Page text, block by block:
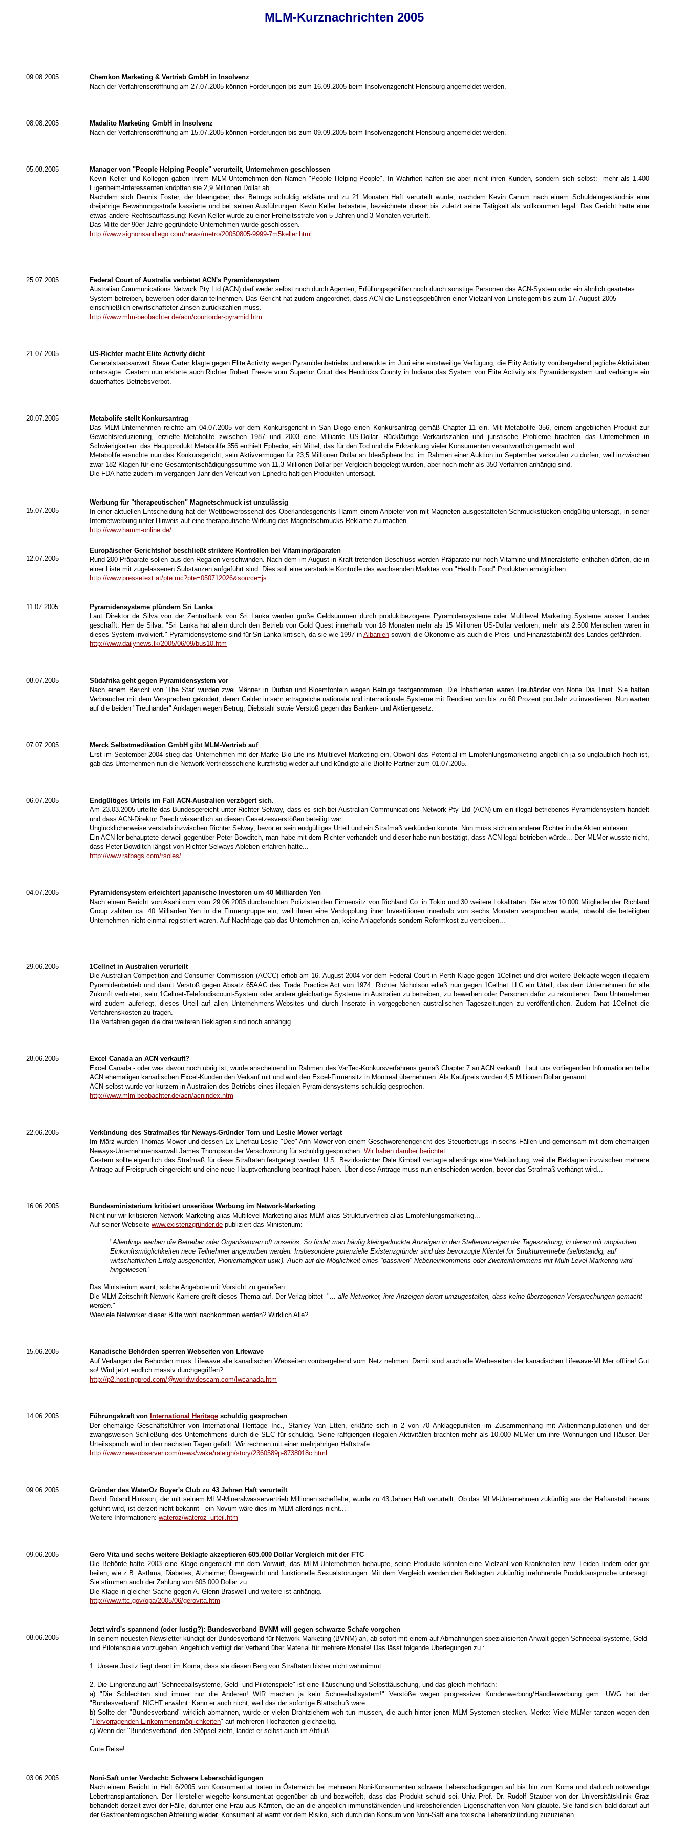
MLM-Kurznachrichten 2005
09.08.2005
Chemkon Marketing & Vertrieb GmbH in Insolvenz
Nach der Verfahrenseröffnung am 27.07.2005 können Forderungen bis zum 16.09.2005 beim Insolvenzgericht Flensburg angemeldet werden.
08.08.2005
Madalito Marketing GmbH in Insolvenz
Nach der Verfahrenseröffnung am 15.07.2005 können Forderungen bis zum 09.09.2005 beim Insolvenzgericht Flensburg angemeldet werden.
05.08.2005 Manager von "People Helping People" verurteilt, Unternehmen geschlossen
Kevin Keller und Kollegen gaben ihrem MLM-Unternehmen den Namen "People Helping People". In Wahrheit halfen sie aber nicht ihren Kunden, sondern sich selbst: mehr als 1.400
Eigenheim-Interessenten knöpften sie 2,9 Millionen Dollar ab.
Nachdem sich Dennis Foster, der Ideengeber, des Betrugs schuldig erklärte und zu 21 Monaten Haft verurteilt wurde, nachdem Kevin Canum nach einem Schuldeingeständnis eine
dreijährige Bewährungsstrafe kassierte und bei seinen Ausführungen Kevin Keller belastete, bezeichnete dieser bis zuletzt seine Tätigkeit als vollkommen legal. Das Gericht hatte eine
etwas andere Rechtsauffassung: Kevin Keller wurde zu einer Freiheitsstrafe von 5 Jahren und 3 Monaten verurteilt.
Das Mitte der 90er Jahre gegründete Unternehmen wurde geschlossen.
http://www.signonsandiego.com/news/metro/20050805-9999-7m5keller.html
25.07.2005
Federal Court of Australia verbietet ACN's Pyramidensystem
Australian Communications Network Pty Ltd (ACN) darf weder selbst noch durch Agenten, Erfüllungsgehilfen noch durch sonstige Personen das ACN-System oder ein ähnlich geartetes
System betreiben, bewerben oder daran teilnehmen. Das Gericht hat zudem angeordnet, dass ACN die Einstiegsgebühren einer Vielzahl von Einsteigern bis zum 17. August 2005
einschließlich erwirtschafteter Zinsen zurückzahlen muss.
http://www.mlm-beobachter.de/acn/courtorder-pyramid.htm
21.07.2005
US-Richter macht Elite Activity dicht
Generalstaatsanwalt Steve Carter klagte gegen Elite Activity wegen Pyramidenbetriebs und erwirkte im Juni eine einstweilige Verfügung, die Elity Activity vorübergehend jegliche Aktivitäten
untersagte. Gestern nun erklärte auch Richter Robert Freeze vom Superior Court des Hendricks County in Indiana das System von Elite Activity als Pyramidensystem und verhängte ein
dauerhaftes Betriebsverbot.
20.07.2005
Metabolife stellt Konkursantrag
Das MLM-Unternehmen reichte am 04.07.2005 vor dem Konkursgericht in San Diego einen Konkursantrag gemäß Chapter 11 ein. Mit Metabolife 356, einem angeblichen Produkt zur
Gewichtsreduzierung, erzielte Metabolife zwischen 1987 und 2003 eine Milliarde US-Dollar. Rückläufige Verkaufszahlen und juristische Probleme brachten das Unternehmen in
Schwierigkeiten: das Hauptprodukt Metabolife 356 enthielt Ephedra, ein Mittel, das für den Tod und die Erkrankung vieler Konsumenten verantwortlich gemacht wird.
Metabolife ersuchte nun das Konkursgericht, sein Aktivvermögen für 23,5 Millionen Dollar an IdeaSphere Inc. im Rahmen einer Auktion im September verkaufen zu dürfen, weil inzwischen
zwar 182 Klagen für eine Gesamtentschädigungssumme von 11,3 Millionen Dollar per Vergleich beigelegt wurden, aber noch mehr als 350 Verfahren anhängig sind.
Die FDA hatte zudem im vergangen Jahr den Verkauf von Ephedra-haltigen Produkten untersagt.
15.07.2005
Werbung für "therapeutischen" Magnetschmuck ist unzulässig
In einer aktuellen Entscheidung hat der Wettbewerbssenat des Oberlandesgerichts Hamm einem Anbieter von mit Magneten ausgestatteten Schmuckstücken endgültig untersagt, in seiner
Internetwerbung unter Hinweis auf eine therapeutische Wirkung des Magnetschmucks Reklame zu machen.
http://www.hamm-online.de/
12.07.2005
Europäischer Gerichtshof beschließt striktere Kontrollen bei Vitaminpräparaten
Rund 200 Präparate sollen aus den Regalen verschwinden. Nach dem im August in Kraft tretenden Beschluss werden Präparate nur noch Vitamine und Mineralstoffe enthalten dürfen, die in
einer Liste mit zugelassenen Substanzen aufgeführt sind. Dies soll eine verstärkte Kontrolle des wachsenden Marktes von "Health Food" Produkten ermöglichen.
http://www.pressetext.at/pte.mc?pte=050712026&source=js
11.07.2005
Pyramidensysteme plündern Sri Lanka
Laut Direktor de Silva von der Zentralbank von Sri Lanka werden große Geldsummen durch produktbezogene Pyramidensysteme oder Multilevel Marketing Systeme ausser Landes
geschafft. Herr de Silva: "Sri Lanka hat allein durch den Betrieb von Gold Quest innerhalb von 18 Monaten mehr als 15 Millionen US-Dollar verloren, mehr als 2.500 Menschen waren in
dieses System involviert." Pyramidensysteme sind für Sri Lanka kritisch, da sie wie 1997 in Albanien sowohl die Ökonomie als auch die Preis- und Finanzstabilität des Landes gefährden.
http://www.dailynews.lk/2005/06/09/bus10.htm
08.07.2005
Südafrika geht gegen Pyramidensystem vor
Nach einem Bericht von 'The Star' wurden zwei Männer in Durban und Bloemfontein wegen Betrugs festgenommen. Die Inhaftierten waren Treuhänder von Noite Dia Trust. Sie hatten
Verbraucher mit dem Versprechen geködert, deren Gelder in sehr ertragreiche nationale und internationale Systeme mit Renditen von bis zu 60 Prozent pro Jahr zu investieren. Nun warten
auf die beiden "Treuhänder" Anklagen wegen Betrug, Diebstahl sowie Verstoß gegen das Banken- und Aktiengesetz.
07.07.2005
Merck Selbstmedikation GmbH gibt MLM-Vertrieb auf
Erst im September 2004 stieg das Unternehmen mit der Marke Bio Life ins Multilevel Marketing ein. Obwohl das Potential im Empfehlungsmarketing angeblich ja so unglaublich hoch ist,
gab das Unternehmen nun die Network-Vertriebsschiene kurzfristig wieder auf und kündigte alle Biolife-Partner zum 01.07.2005.
06.07.2005 Endgültiges Urteils im Fall ACN-Australien verzögert sich.
Am 23.03.2005 urteilte das Bundesgereicht unter Richter Selway, dass es sich bei Australian Communications Network Pty Ltd (ACN) um ein illegal betriebenes Pyramidensystem handelt
und dass ACN-Direktor Paech wissentlich an diesen Gesetzesverstößen beteiligt war.
Unglücklicherweise verstarb inzwischen Richter Selway, bevor er sein endgültiges Urteil und ein Strafmaß verkünden konnte. Nun muss sich ein anderer Richter in die Akten einlesen...
Ein ACN-ler behauptete derweil gegenüber Peter Bowditch, man habe mit dem Richter verhandelt und dieser habe nun bestätigt, dass ACN legal betrieben würde... Der MLMer wusste nicht,
dass Peter Bowditch längst von Richter Selways Ableben erfahren hatte...
http://www.ratbags.com/rsoles/
04.07.2005
Pyramidensystem erleichtert japanische Investoren um 40 Milliarden Yen
Nach einem Bericht von Asahi.com vom 29.06.2005 durchsuchten Polizisten den Firmensitz von Richland Co. in Tokio und 30 weitere Lokalitäten. Die etwa 10.000 Mitglieder der Richland
Group zahlten ca. 40 Milliarden Yen in die Firmengruppe ein, weil ihnen eine Verdopplung ihrer Investitionen innerhalb von sechs Monaten versprochen wurde, obwohl die beteiligten
Unternehmen nicht einmal registriert waren. Auf Nachfrage gab das Unternehmen an, keine Anlagefonds sondern Reformkost zu vertreiben...
29.06.2005
1Cellnet in Australien verurteilt
Die Australian Competition and Consumer Commission (ACCC) erhob am 16. August 2004 vor dem Federal Court in Perth Klage gegen 1Cellnet und drei weitere Beklagte wegen illegalem
Pyramidenbetrieb und damit Verstoß gegen Absatz65AACdes Trade Practice Act von 1974. Richter Nicholson erließ nun gegen 1Cellnet LLC ein Urteil, das dem Unternehmen für alle
Zukunft verbietet, sein 1Cellnet-Telefondiscount-System oder andere gleichartige Systeme in Australien zu betreiben, zu bewerben oder Personen dafür zu rekrutieren. Dem Unternehmen
wird zudem auferlegt, dieses Urteil auf allen Unternehmens-Websites und durch Inserate in vorgegebenen australischen Tageszeitungen zu veröffentlichen. Zudem hat 1Cellnet die
Verfahrenskosten zu tragen.
Die Verfahren gegen die drei weiteren Beklagten sind noch anhängig.
28.06.2005 Excel Canada an ACN verkauft?
Excel Canada - oder was davon noch übrig ist, wurde anscheinend im Rahmen des VarTec-Konkursverfahrens gemäß Chapter 7 an ACN verkauft. Laut uns vorliegenden Informationen teilte
ACN ehemaligen kanadischen Excel-Kunden den Verkauf mit und wird den Excel-Firmensitz in Montreal übernehmen. Als Kaufpreis wurden 4,5 Millionen Dollar genannt.
ACN selbst wurde vor kurzem in Australien des Betriebs eines illegalen Pyramidensystems schuldig gesprochen.
http://www.mlm-beobachter.de/acn/acnindex.htm
22.06.2005
Verkündung des Strafmaßes für Neways-Gründer Tom und Leslie Mower vertagt
Im März wurden Thomas Mower und dessen Ex-Ehefrau Leslie "Dee" Ann Mower von einem Geschworenengericht des Steuerbetrugs in sechs Fällen und gemeinsam mit dem ehemaligen
Neways-Unternehmensanwalt James Thompson der Verschwörung für schuldig gesprochen. Wir haben darüber berichtet
Gestern sollte eigentlich das Strafmaß für diese Straftaten festgelegt werden. U.S. Bezirksrichter Dale Kimball vertagte allerdings eine Verkündung, weil die Beklagten inzwischen mehrere
Anträge auf Freispruch eingereicht und eine neue Hauptverhandlung beantragt haben. Über diese Anträge muss nun entschieden werden, bevor das Strafmaß verhängt wird...
16.06.2005
Bundesministerium kritisiert unseriöse Werbung im Network-Marketing
Nicht nur wir kritisieren Network-Marketing alias Multilevel Marketing alias MLM alias Strukturvertrieb alias Empfehlungsmarketing...
Auf seiner Webseite www.existenzgründer.de publiziert das Ministerium:
"Allerdings werben die Betreiber oder Organisatoren oft unseriös. So findet man häufig kleingedruckte Anzeigen in den Stellenanzeigen der Tageszeitung, in denen mit utopischen
Einkunftsmöglichkeiten neue Teilnehmer angeworben werden. Insbesondere potenzielle Existenzgründer sind das bevorzugte Klientel für Strukturvertriebe (selbständig, auf
wirtschaftlichen Erfolg ausgerichtet, Pionierhaftigkeit usw.). Auch auf die Möglichkeit eines "passiven" Nebeneinkommens oder Zweiteinkommens mit Multi-Level-Marketing wird
hingewiesen. "
Das Ministerium warnt, solche Angebote mit Vorsicht zu genießen.
Die MLM-Zeitschrift Network-Karriere greift dieses Thema auf. Der Verlag bittet " ... alle Networker, ihre Anzeigen derart umzugestalten, dass keine überzogenen Versprechungen gemacht
werden. "
Wieviele Networker dieser Bitte wohl nachkommen werden? Wirklich Alle?
15.06.2005
Kanadische Behörden sperren Webseiten von Lifewave
Auf Verlangen der Behörden muss Lifewave alle kanadischen Webseiten vorübergehend vom Netz nehmen. Damit sind auch alle Werbeseiten der kanadischen Lifewave-MLMer offline! Gut
so! Wird jetzt endlich massiv durchgegriffen?
http://p2.hostingprod.com/@worldwidescam.com/lwcanada.htm
14.06.2005 Führungskraftvon International Heritage schuldig gesprochen
Der ehemalige Geschäftsführer von International Heritage Inc., Stanley Van Etten, erklärte sich in 2 von 70 Anklagepunkten im Zusammenhang mit Aktienmanipulationen und der
zwangsweisen Schließung des Unternehmens durch die SEC für schuldig. Seine raffgierigen illegalen Aktivitäten brachten mehr als 10.000 MLMer um ihre Wohnungen und Häuser. Der
Urteilsspruch wird in den nächsten Tagen gefällt. Wir rechnen mit einer mehrjährigen Haftstrafe...
http://www.newsobserver.com/news/wake/raleigh/story/2360589p-8738018c.html
09.06.2005
Gründer des WaterOz Buyer's Club zu 43 Jahren Haft verurteilt
David Roland Hinkson, der mit seinem MLM-Mineralwasservertrieb Millionen scheffelte, wurde zu 43 Jahren Haft verurteilt. Ob das MLM-Unternehmen zukünftig aus der Haftanstalt heraus
geführt wird, ist derzeit nicht bekannt - ein Novum wäre dies im MLM allerdings nicht...
Weitere Informationen: wateroz/wateroz_urteil.htm
09.06.2005 Gero Vita und sechs weitere Beklagte akzeptieren 605.000 Dollar Vergleich mit der FTC
Die Behörde hatte 2003 eine Klage eingereicht mit dem Vorwurf, das MLM-Unternehmen behaupte, seine Produkte könnten eine Vielzahl von Krankheiten bzw. Leiden lindern oder gar
heilen, wie z.B. Asthma, Diabetes, Alzheimer, Übergewicht und funktionelle Sexualstörungen. Mit dem Vergleich werden den Beklagten zukünftig irreführende Produktansprüche untersagt.
Sie stimmen auch der Zahlung von 605.000 Dollar zu.
Die Klage in gleicher Sache gegen A. Glenn Braswell und weitere ist anhängig.
http://www.ftc.gov/opa/2005/06/gerovita.htm
08.06.2005
Jetzt wird's spannend (oder lustig?): Bundesverband BVNM will gegen schwarze Schafe vorgehen
In seinem neuesten Newsletter kündigt der Bundesverband für Network Marketing (BVNM) an, ab sofort mit einem auf Abmahnungen spezialisierten Anwalt gegen Schneeballsysteme, Geld-
und Pilotenspiele vorzugehen. Angeblich verfügt der Verband über Material für mehrere Monate! Das lässt folgende Überlegungen zu :
1. Unsere Justiz liegt derart im Koma, dass sie diesen Berg von Straftaten bisher nicht wahrnimmt.
2. Die Eingrenzung auf "Schneeballsysteme, Geld- und Pilotenspiele" ist eine Täuschung und Selbsttäuschung, und das gleich mehrfach:
a) "Die Schlechten sind immer nur die Anderen! WIR machen ja kein Schneeballsystem!" Verstöße wegen progressiver Kundenwerbung/Händlerwerbung gem. UWG hat der
"Bundesverband" NICHT erwähnt. Kann er auch nicht, weil das der sofortige Blattschuß wäre.
b) Sollte der "Bundesverband" wirklich abmahnen, würde er vielen Drahtziehern weh tun müssen, die auch hinter jenen MLM-Systemen stecken. Merke: Viele MLMer tanzen wegen den
" Hervorragenden Einkommensmöglichkeiten" auf mehreren Hochzeiten gleichzeitig.
c) Wenn der "Bundesverband" den Stöpsel zieht, landet er selbst auch im Abfluß.
Gute Reise!
03.06.2005
Noni-Saft unter Verdacht: Schwere Leberschädigungen
Nach einem Bericht in Heft 6/2005 von Konsument.at traten in Österreich bei mehreren Noni-Konsumenten schwere Leberschädigungen auf bis hin zum Koma und dadurch notwendige
Lebertransplantationen. Der Hersteller wiegelte konsument.at gegenüber ab und bezweifelt, dass das Produkt schuld sei. Univ.-Prof. Dr. Rudolf Stauber von der Universitätsklinik Graz
behandelt derzeit zwei der Fälle, darunter eine Frau aus Kärnten, die an die angeblich immunstärkenden und krebsheilenden Eigenschaften von Noni glaubte. Sie fand sich bald darauf auf
der Gastroenterologischen Abteilung wieder. Konsument.at warnt vor dem Risiko, sich durch den Konsum von Noni-Saft eine toxische Leberentzündung zuzuziehen.